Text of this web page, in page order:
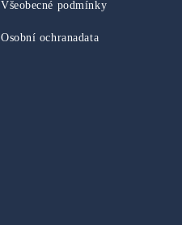
Všeobecné podmínky
Osobní ochranadata